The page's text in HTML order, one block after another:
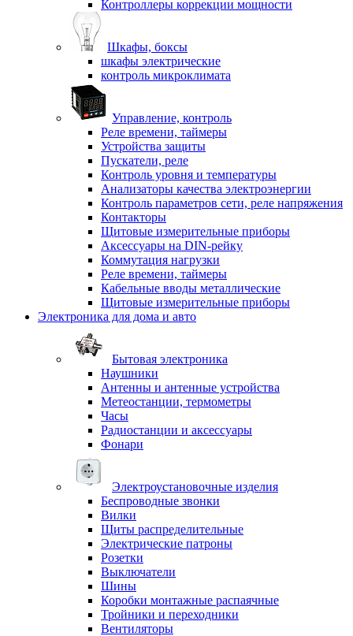
Контроллеры коррекции мощности
Шкафы, боксы
шкафы электрические
контроль микроклимата
Управление, контроль
Реле времени, таймеры
Устройства защиты
Пускатели, реле
Контроль уровня и температуры
Анализаторы качества электроэнергии
Контроль параметров сети, реле напряжения
Контакторы
Щитовые измерительные приборы
Аксессуары на DIN-рейку
Коммутация нагрузки
Реле времени, таймеры
Кабельные вводы металлические
Щитовые измерительные приборы
Электроника для дома и авто
Бытовая электроника
Наушники
Антенны и антенные устройства
Метеостанции, термометры
Часы
Радиостанции и аксессуары
Фонари
Электроустановочные изделия
Беспроводные звонки
Вилки
Щиты распределительные
Электрические патроны
Розетки
Выключатели
Шины
Коробки монтажные распаячные
Тройники и переходники
Вентиляторы